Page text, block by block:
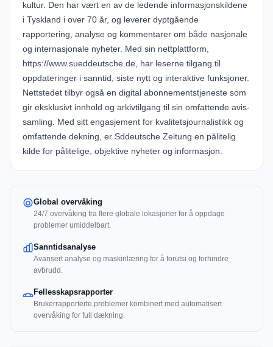
kultur. Den har vært en av de ledende informasjonskildene
i Tyskland i over 70 år, og leverer dyptgående
rapportering, analyse og kommentarer om både nasjonale
og internasjonale nyheter. Med sin nettplattform,
https://www.sueddeutsche.de, har leserne tilgang til
oppdateringer i sanntid, siste nytt og interaktive funksjoner.
Nettstedet tilbyr også en digital abonnementstjeneste som
gir eksklusivt innhold og arkivtilgang til sin omfattende avis-
samling. Med sitt engasjement for kvalitetsjournalistikk og
omfattende dekning, er Sddeutsche Zeitung en pålitelig
kilde for pålitelige, objektive nyheter og informasjon.
Global overvåking
24/7 overvåking fra flere globale lokasjoner for å oppdage
problemer umiddelbart.
Sanntidsanalyse
Avansert analyse og maskinlæring for å forutsi og forhindre
avbrudd.
Fellesskapsrapporter
Brukerrapporterte problemer kombinert med automatisert
overvåking for full dækning.